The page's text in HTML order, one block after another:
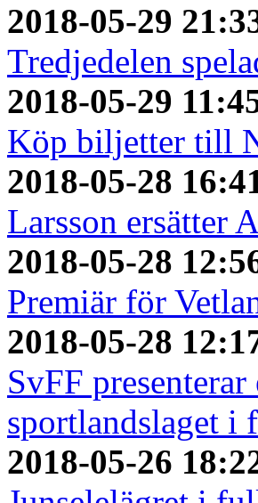
2018-05-29
Tredjedelen
2018-05-29
Köp biljetter till
2018-05-28
Larsson ersätter
2018-05-28
Premiär för
2018-05-28
SvFF
sportlandslaget i
2018-05-26